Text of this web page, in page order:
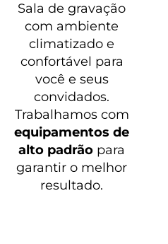
Sala de gravação
com ambiente
climatizado e
confortável para
você e seus
convidados.
Trabalhamos com
equipamentos de
alto padrão para
garantir o melhor
resultado.